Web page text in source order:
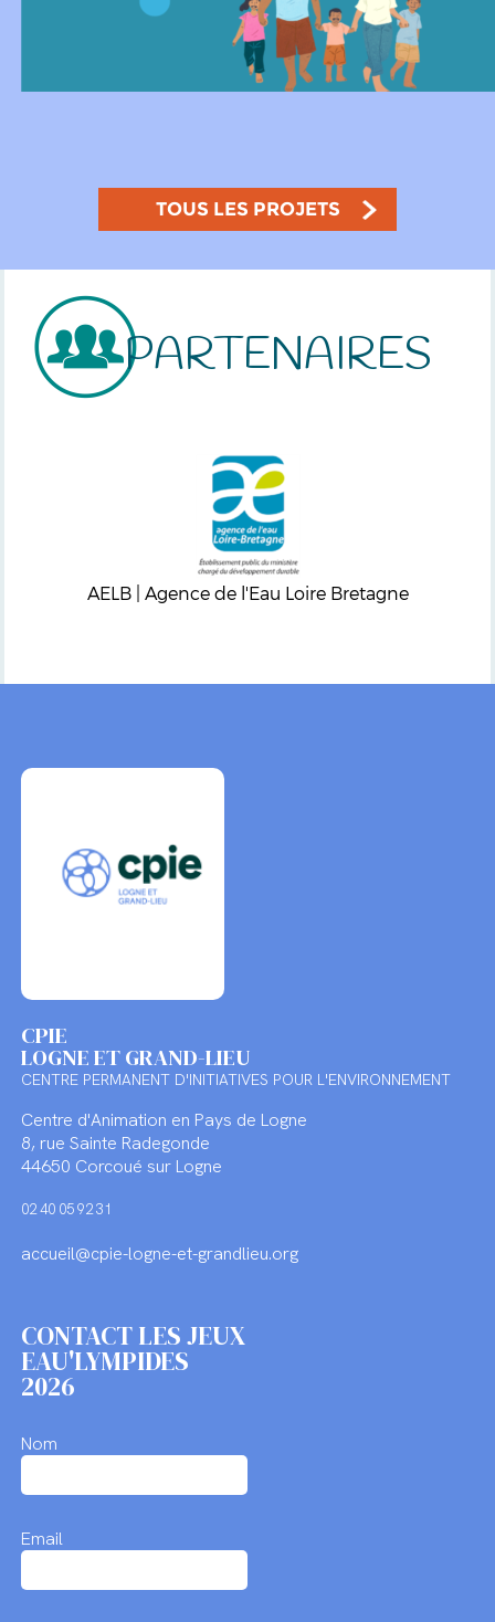
TOUS LES PROJETS
PARTENAIRES
AELB | Agence de l'Eau Loire Bretagne
CPIE
LOGNE ET GRAND-LIEU
CENTRE PERMANENT D'INITIATIVES POUR L'ENVIRONNEMENT
Centre d'Animation en Pays de Logne
8, rue Sainte Radegonde
44650 Corcoué sur Logne
02 40 05 92 31
accueil@cpie-logne-et-grandlieu.org
CONTACT LES JEUX
EAU'LYMPIDES
2026
Nom
Email